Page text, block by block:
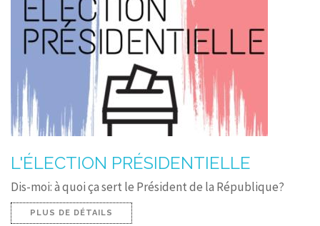
CONTACT
L'ÉLECTION PRÉSIDENTIELLE
Dis-moi: à quoi ça sert le Président de la République?
PLUS DE DÉTAILS